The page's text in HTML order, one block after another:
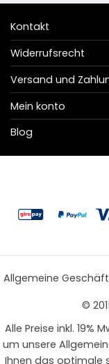
Kontakt
Widerrufsrecht
Versand und
Mein konto
Blog
Allgemeine
©
Alle Preise inkl. 19%
um unsere
Ihnen das optimale